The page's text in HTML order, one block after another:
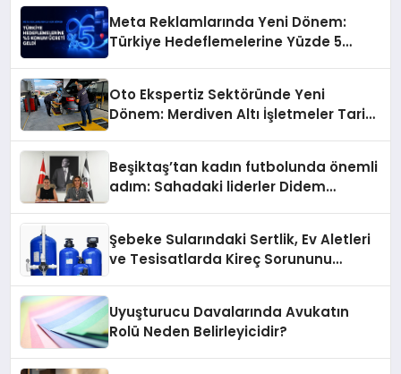
Meta Reklamlarında Yeni Dönem:
Türkiye Hedeflemelerine Yüzde 5
Oto Ekspertiz Sektöründe Yeni
Dönem: Merdiven Altı İşletmeler Tarih
Beşiktaş’tan kadın futbolunda önemli
adım: Sahadaki liderler Didem
Şebeke Sularındaki Sertlik, Ev Aletleri
ve Tesisatlarda Kireç Sorununu
Uyuşturucu Davalarında Avukatın
Rolü Neden Belirleyicidir?